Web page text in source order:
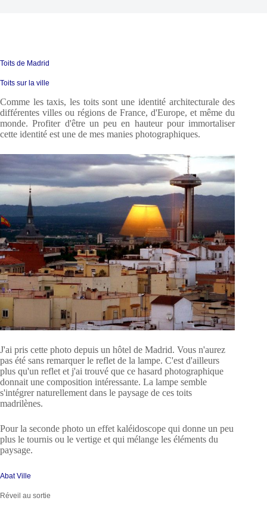
Toits de Madrid
Toits sur la ville
Comme les taxis, les toits sont une identité architecturale des
différentes villes ou régions de France, d'Europe, et même du
monde. Profiter d'être un peu en hauteur pour immortaliser
cette identité est une de mes manies photographiques.
J'ai pris cette photo depuis un hôtel de Madrid. Vous n'aurez
pas été sans remarquer le reflet de la lampe. C'est d'ailleurs
plus qu'un reflet et j'ai trouvé que ce hasard photographique
donnait une composition intéressante. La lampe semble
s'intégrer naturellement dans le paysage de ces toits
madrilènes.
Pour la seconde photo un effet kaléidoscope qui donne un peu
plus le tournis ou le vertige et qui mélange les éléments du
paysage.
Abat Ville
Réveil au sortie